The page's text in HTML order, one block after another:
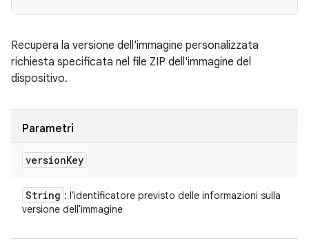
Recupera la versione dell'immagine personalizzata
richiesta specificata nel file ZIP dell'immagine del
dispositivo.
Parametri
versionKey
String : l'identificatore previsto delle informazioni sulla
versione dell'immagine